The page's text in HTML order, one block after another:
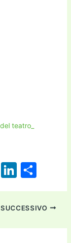
teatro_
C
p
y
Li
k
e
dI
n
di
vi
SUCCESSIVO